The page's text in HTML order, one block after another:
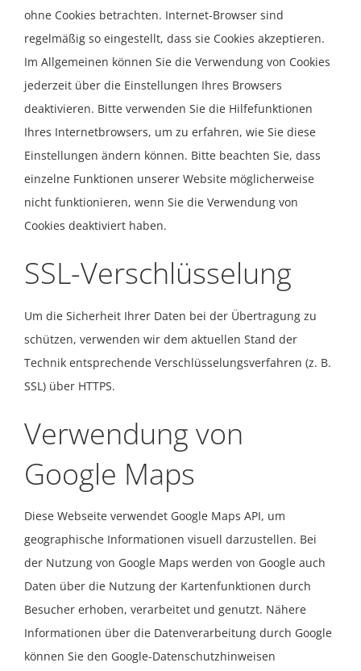
ohne Cookies betrachten. Internet-Browser sind
regelmäßig so eingestellt, dass sie Cookies akzeptieren.
Im Allgemeinen können Sie die Verwendung von Cookies
jederzeit über die Einstellungen Ihres Browsers
deaktivieren. Bitte verwenden Sie die Hilfefunktionen
Ihres Internetbrowsers, um zu erfahren, wie Sie diese
Einstellungen ändern können. Bitte beachten Sie, dass
einzelne Funktionen unserer Website möglicherweise
nicht funktionieren, wenn Sie die Verwendung von
Cookies deaktiviert haben.
SSL-Verschlüsselung
Um die Sicherheit Ihrer Daten bei der Übertragung zu
schützen, verwenden wir dem aktuellen Stand der
Technik entsprechende Verschlüsselungsverfahren (z. B.
SSL) über HTTPS.
Verwendung von
Google Maps
Diese Webseite verwendet Google Maps API, um
geographische Informationen visuell darzustellen. Bei
der Nutzung von Google Maps werden von Google auch
Daten über die Nutzung der Kartenfunktionen durch
Besucher erhoben, verarbeitet und genutzt. Nähere
Informationen über die Datenverarbeitung durch Google
können Sie den Google-Datenschutzhinweisen